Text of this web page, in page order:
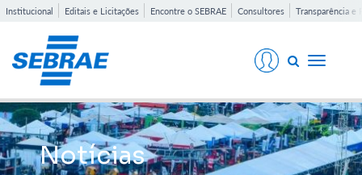
Institucional Editais e Licitações Encontre o SEBRAE Consultores Transparência e
Toggle
Notícias